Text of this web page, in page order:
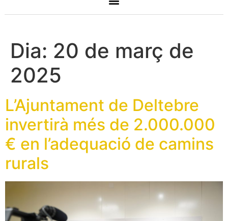
Dia: 20 de març de
2025
L’Ajuntament de Deltebre
invertirà més de 2.000.000
€ en l’adequació de camins
rurals